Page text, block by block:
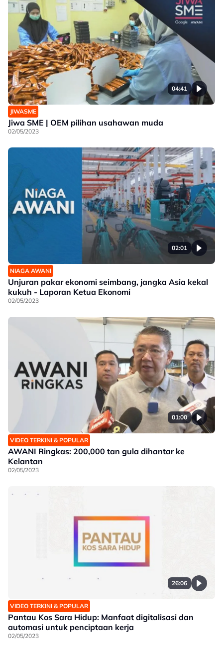
04:41
JIWASME
Jiwa SME | OEM pilihan usahawan muda
02/05/2023
02:01
NIAGA AWANI
Unjuran pakar ekonomi seimbang, jangka Asia kekal
kukuh - Laporan Ketua Ekonomi
02/05/2023
01:00
VIDEO TERKINI & POPULAR
AWANI Ringkas: 200,000 tan gula dihantar ke
Kelantan
02/05/2023
26:06
VIDEO TERKINI & POPULAR
Pantau Kos Sara Hidup: Manfaat digitalisasi dan
automasi untuk penciptaan kerja
02/05/2023